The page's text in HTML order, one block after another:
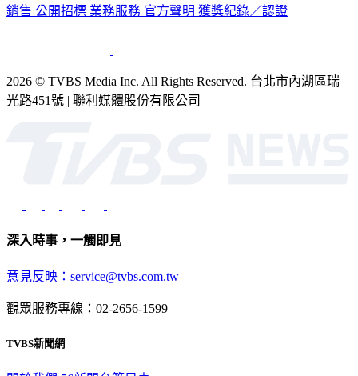
銷售 公開招標 業務服務 官方聲明 獲獎紀錄／認證
2026 © TVBS Media Inc. All Rights Reserved. 台北市內湖區瑞
光路451號 | 聯利媒體股份有限公司
深入時事，一觸即見
意見反映：service@tvbs.com.tw
觀眾服務專線：02-2656-1599
TVBS新聞網